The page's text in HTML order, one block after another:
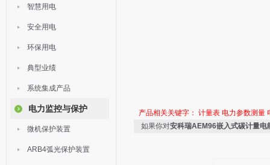
智慧用电
安全用电
环保用电
典型业绩
系统集成产品
电力监控与保护
微机保护装置
ARB4弧光保护装置
产品相关关键字： 计量表 电力参数测量
如果你对安科瑞AEM96嵌入式碳计量电